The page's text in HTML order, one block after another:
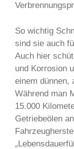
So wichtig
sind sie auch
Auch hier
und Korrosion
einem dünnen,
Während man
15.000
Getriebeölen